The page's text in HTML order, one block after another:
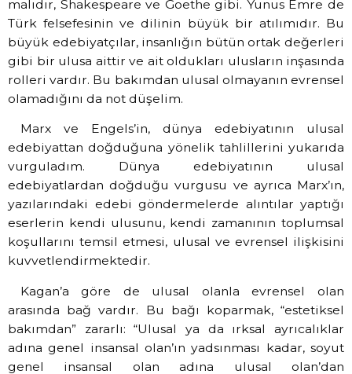
malıdır, Shakespeare ve Goethe gibi. Yunus Emre de
Türk felsefesinin ve dilinin büyük bir atılımıdır. Bu
büyük edebiyatçılar, insanlığın bütün ortak değerleri
gibi bir ulusa aittir ve ait oldukları ulusların inşasında
rolleri vardır. Bu bakımdan ulusal olmayanın evrensel
olamadığını da not düşelim.
Marx ve Engels’in, dünya edebiyatının ulusal
edebiyattan doğduğuna yönelik tahlillerini yukarıda
vurguladım. Dünya edebiyatının ulusal
edebiyatlardan doğduğu vurgusu ve ayrıca Marx’ın,
yazılarındaki edebi göndermelerde alıntılar yaptığı
eserlerin kendi ulusunu, kendi zamanının toplumsal
koşullarını temsil etmesi, ulusal ve evrensel ilişkisini
kuvvetlendirmektedir.
Kagan’a göre de ulusal olanla evrensel olan
arasında bağ vardır. Bu bağı koparmak, “estetiksel
bakımdan” zararlı: “Ulusal ya da ırksal ayrıcalıklar
adına genel insansal olan’ın yadsınması kadar, soyut
genel insansal olan adına ulusal olan’dan